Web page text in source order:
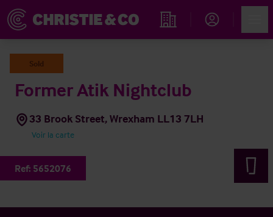
Rechercher un hôtel
Sold
Former Atik Nightclub
33 Brook Street, Wrexham LL13 7LH
Voir la carte
Ref: 5652076